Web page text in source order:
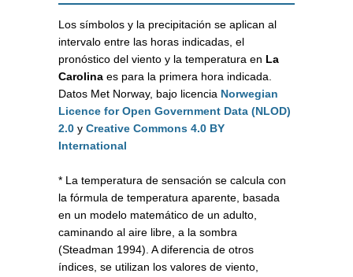
Los símbolos y la precipitación se aplican al
intervalo entre las horas indicadas, el
pronóstico del viento y la temperatura en La
Carolina es para la primera hora indicada.
Datos Met Norway, bajo licencia Norwegian
Licence for Open Government Data (NLOD)
2.0 y Creative Commons 4.0 BY
International
* La temperatura de sensación se calcula con
la fórmula de temperatura aparente, basada
en un modelo matemático de un adulto,
caminando al aire libre, a la sombra
(Steadman 1994). A diferencia de otros
índices, se utilizan los valores de viento,